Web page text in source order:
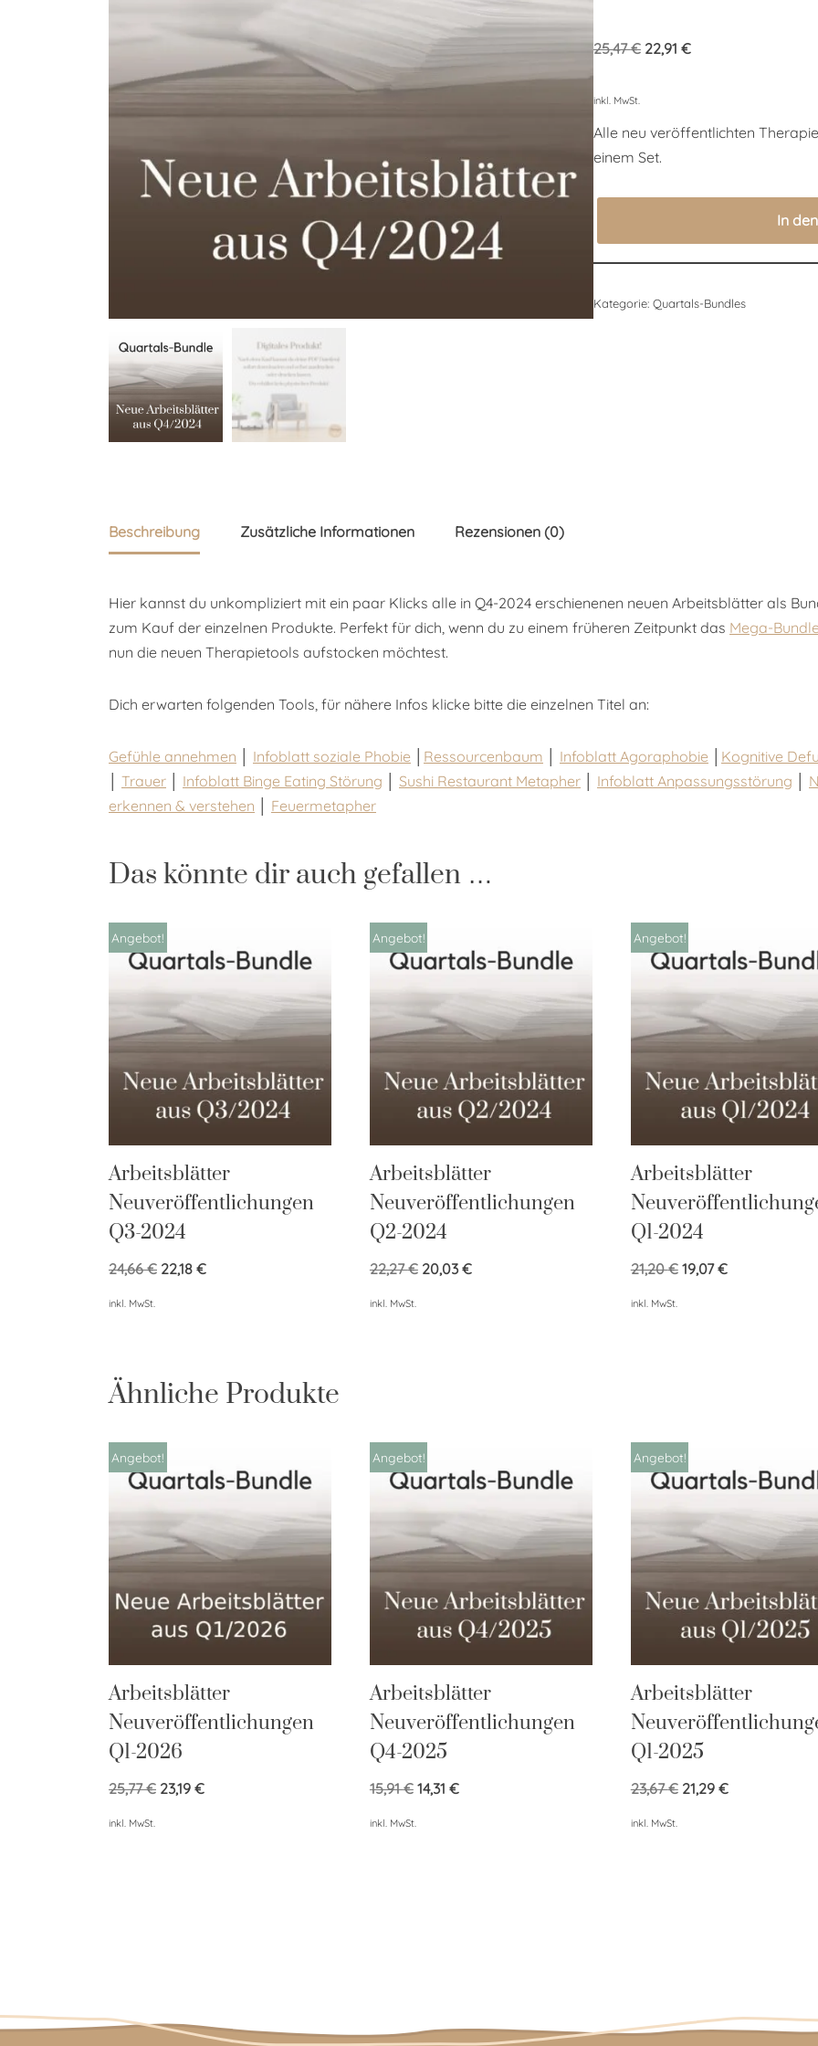
25,47€ 22,91 €
inkl. MwSt.
Alle neu veröffentlichten
einem Set.
In
Kategorie: Quartals-Bundles
Beschreibung Zusätzliche Informationen Rezensionen (0)
Hier kannst du unkompliziert mit ein paar Klicks alle in Q4-2024 erschienenen neuen Arbeitsblätter als
zum Kauf der einzelnen Produkte. Perfekt für dich, wenn du zu einem früheren Zeitpunkt das Mega-
nun die neuen Therapietools aufstocken möchtest.
Dich erwarten folgenden Tools, für nähere Infos klicke bitte die einzelnen Titel an:
Gefühle annehmen Infoblatt soziale Phobie Ressourcenbaum Infoblatt Agoraphobie
Kognitive
Trauer Infoblatt Binge Eating Störung Sushi Restaurant Metapher Infoblatt Anpassungsstörung
erkennen & verstehen
Feuermetapher
Das könnte dir auch gefallen …
Angebot!
Arbeitsblätter
Neuveröffentlichungen
Q3-2024
24,66€ 22,18 €
inkl. MwSt.
Angebot!
Arbeitsblätter
Neuveröffentlichungen
Q2-2024
22,27€ 20,03 €
inkl. MwSt.
Angebot!
Arbeitsblätter
Q1-2024
21,20€ 19,07€
inkl. MwSt.
Ähnliche Produkte
Angebot!
Arbeitsblätter
Neuveröffentlichungen
Q1-2026
25,77€ 23,19 €
inkl. MwSt.
Angebot!
Arbeitsblätter
Neuveröffentlichungen
Q4-2025
15,91€ 14,31 €
inkl. MwSt.
Angebot!
Arbeitsblätter
Q1-2025
23,67€ 21,29 €
inkl. MwSt.